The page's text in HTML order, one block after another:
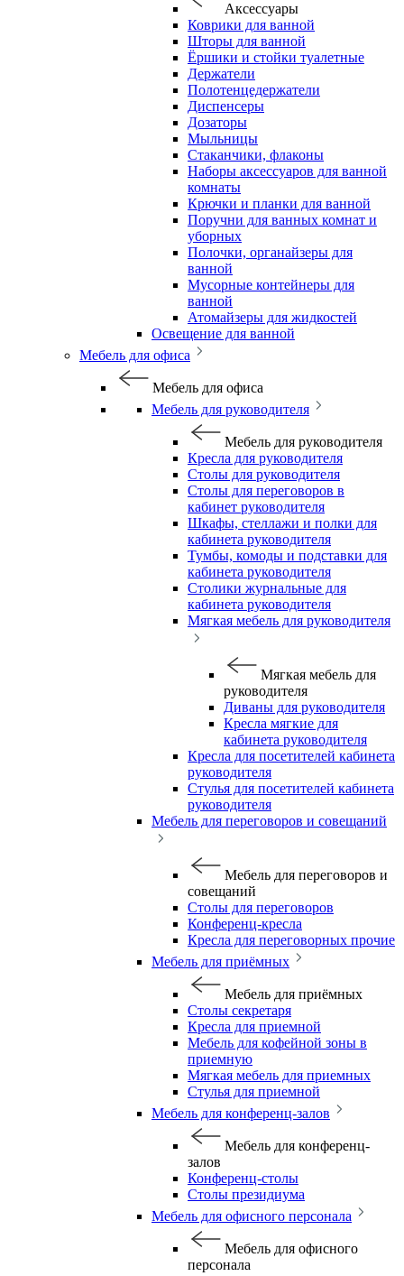
Аксессуары
Коврики для ванной
Шторы для ванной
Ёршики и стойки туалетные
Держатели
Полотенцедержатели
Диспенсеры
Дозаторы
Мыльницы
Стаканчики, флаконы
Наборы аксессуаров для ванной
комнаты
Крючки и планки для ванной
Поручни для ванных комнат и
уборных
Полочки, органайзеры для
ванной
Мусорные контейнеры для
ванной
Атомайзеры для жидкостей
Освещение для ванной
Мебель для офиса
Мебель для офиса
Мебель для руководителя
Мебель для руководителя
Кресла для руководителя
Столы для руководителя
Столы для переговоров в
кабинет руководителя
Шкафы, стеллажи и полки для
кабинета руководителя
Тумбы, комоды и подставки для
кабинета руководителя
Столики журнальные для
кабинета руководителя
Мягкая мебель для руководителя
Мягкая мебель для
руководителя
Диваны для руководителя
Кресла мягкие для
кабинета руководителя
Кресла для посетителей кабинета
руководителя
Стулья для посетителей кабинета
руководителя
Мебель для переговоров и совещаний
Мебель для переговоров и
совещаний
Столы для переговоров
Конференц-кресла
Кресла для переговорных прочие
Мебель для приёмных
Мебель для приёмных
Столы секретаря
Кресла для приемной
Мебель для кофейной зоны в
приемную
Мягкая мебель для приемных
Стулья для приемной
Мебель для конференц-залов
Мебель для конференц-
залов
Конференц-столы
Столы президиума
Мебель для офисного персонала
Мебель для офисного
персонала